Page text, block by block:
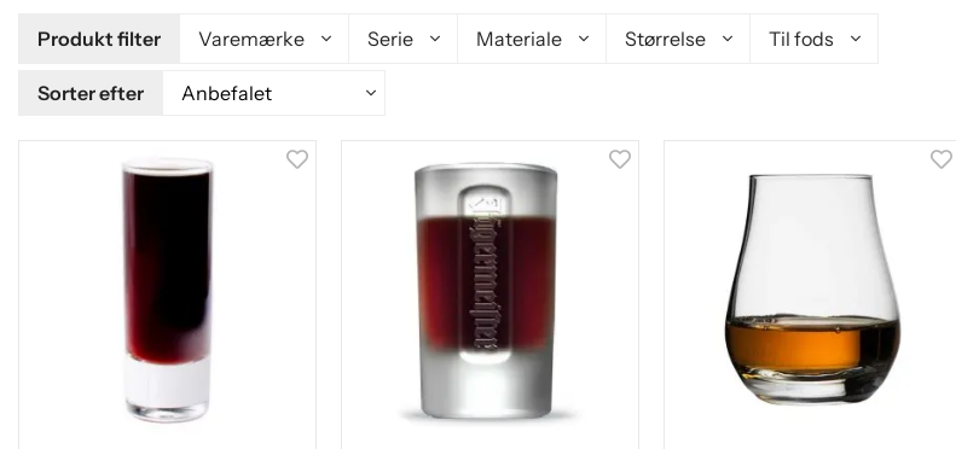
Produkt filter Varemærke Serie Materiale Størrelse Til fods
Sorter efter